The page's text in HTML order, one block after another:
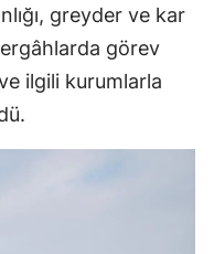
greyder ve kar
görev
ilgili kurumlarla